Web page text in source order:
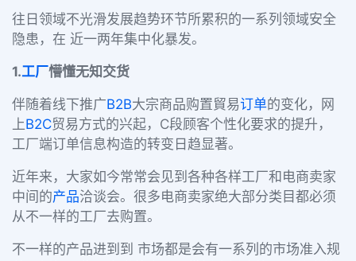
往日领域不光滑发展趋势环节所累积的一系列领域安全
隐患，在 近一两年集中化暴发。
1.工厂懵懂无知交货
伴随着线下推广B2B大宗商品购置貿易订单的变化，网
上B2C贸易方式的兴起，C段顾客个性化要求的提升，
工厂端订单信息构造的转变日趋显著。
近年来，大家如今常常会见到各种各样工厂和电商卖家
中间的产品洽谈会。很多电商卖家绝大部分类目都必须
从不一样的工厂去购置。
不一样的产品进到到 市场都是会有一系列的市场准入规